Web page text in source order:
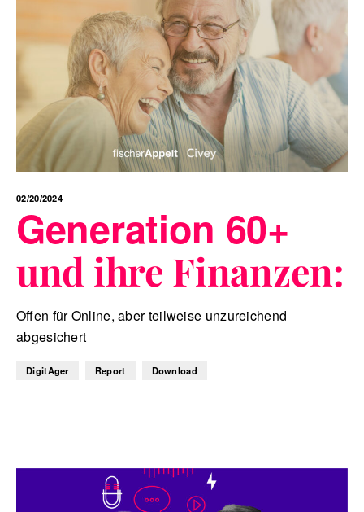
02/20/2024
Generation 60+
und ihre Finanzen:
Offen für Online, aber teilweise unzureichend
abgesichert
DigitAger Report Download